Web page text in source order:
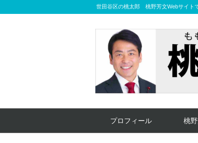
世田谷区の桃太郎 桃野芳文Webサイト
プロフィール 桃